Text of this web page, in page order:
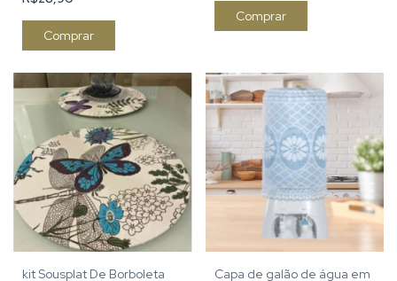
Comprar
kit Sousplat De Borboleta Capa de galão de água em